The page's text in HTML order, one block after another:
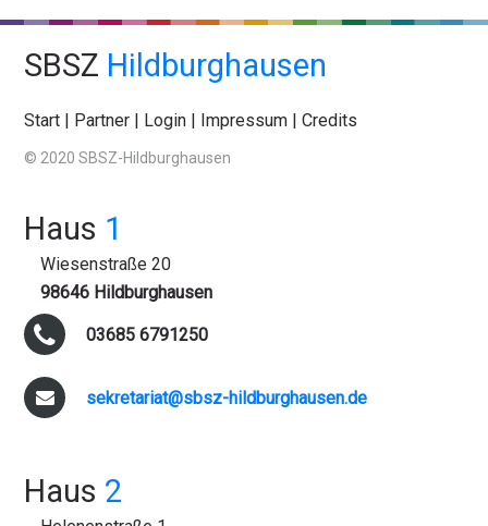
SBSZ Hildburghausen
Start | Partner | Login | Impressum |Credits
© 2020 SBSZ-Hildburghausen
Haus 1
Wiesenstraße 20
98646 Hildburghausen
03685 6791250
sekretariat@sbsz-hildburghausen.de
Haus 2